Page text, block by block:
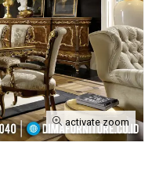
activate zoom